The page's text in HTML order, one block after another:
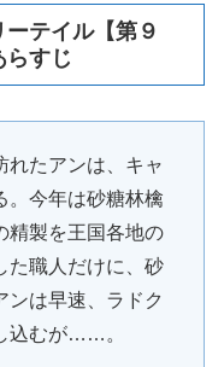
テイル【第９
らすじ
れたアンは、キャ
。今年は砂糖林檎
精製を王国各地の
た職人だけに、砂
ンは早速、ラドク
込むが……。